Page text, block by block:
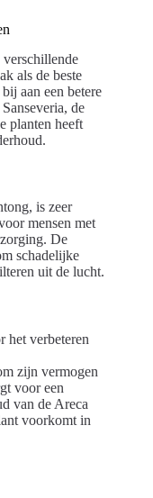
als de beste
aan een betere
de
planten heeft
is zeer
mensen met
De
schadelijke
uit de lucht.
het verbeteren
zijn vermogen
voor een
van de Areca
voorkomt in